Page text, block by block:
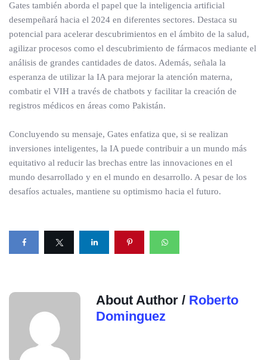
Gates también aborda el papel que la inteligencia artificial
desempeñará hacia el 2024 en diferentes sectores. Destaca su
potencial para acelerar descubrimientos en el ámbito de la salud,
agilizar procesos como el descubrimiento de fármacos mediante el
análisis de grandes cantidades de datos. Además, señala la
esperanza de utilizar la IA para mejorar la atención materna,
combatir el VIH a través de chatbots y facilitar la creación de
registros médicos en áreas como Pakistán.
Concluyendo su mensaje, Gates enfatiza que, si se realizan
inversiones inteligentes, la IA puede contribuir a un mundo más
equitativo al reducir las brechas entre las innovaciones en el
mundo desarrollado y en el mundo en desarrollo. A pesar de los
desafíos actuales, mantiene su optimismo hacia el futuro.
About Author / Roberto
Dominguez